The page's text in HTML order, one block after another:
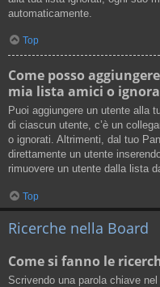
automaticamente.
Top
Come posso
mia lista amici o
Puoi aggiungere un utente alla
di ciascun utente, c’è un
o ignorati. Altrimenti, dal tuo
direttamente un utente
rimuovere un utente dalla lista
Top
Ricerche nella Board
Come si fanno le
Scrivendo una parola chiave